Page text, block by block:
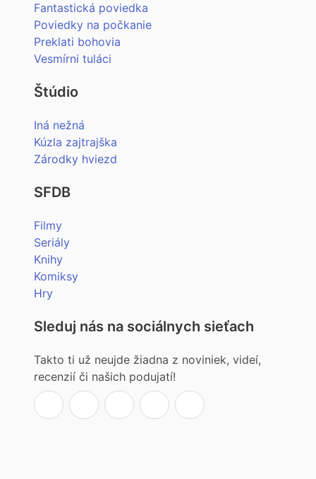
Fantastická poviedka
Poviedky na počkanie
Preklati bohovia
Vesmírni tuláci
Štúdio
Iná nežná
Kúzla zajtrajška
Zárodky hviezd
SFDB
Filmy
Seriály
Knihy
Komiksy
Hry
Sleduj nás na sociálnych sieťach
Takto ti už neujde žiadna z noviniek, videí,
recenzií či našich podujatí!